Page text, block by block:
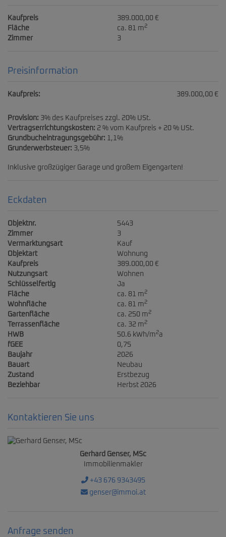
Kaufpreis
389.000,00 €
Fläche
ca. 81 m2
Zimmer 3
Preisinformation
Kaufpreis: 389.000,00 €
Provision: 3% des Kaufpreises zzgl. 20% USt.
Vertragserrichtungskosten: 2 % vom Kaufpreis + 20 % USt.
Grundbucheintragungsgebühr: 1,1%
Grunderwerbsteuer: 3,5%
Inklusive großzügiger Garage und großem Eigengarten!
Eckdaten
Objektnr.
5443
Zimmer
3
Vermarktungsart
Kauf
Objektart
Wohnung
Kaufpreis
389.000,00 €
Nutzungsart
Wohnen
Schlüsselfertig
Ja
Fläche
ca. 81 m2
Wohnfläche ca. 81 m2
Gartenfläche ca. 250 m2
Terrassenfläche ca. 32 m2
HWB 50.6 kWh/m2a
fGEE
0,75
Baujahr
2026
Bauart
Neubau
Zustand
Erstbezug
Beziehbar
Herbst 2026
Kontaktieren Sie uns
Gerhard Genser, MSc
Immobilienmakler
+43 676 9343495
genser@immoi.at
Anfrage senden